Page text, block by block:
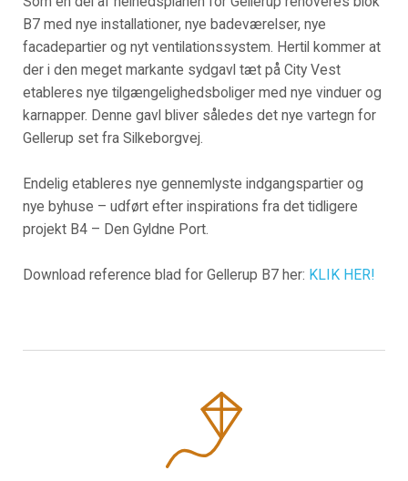
B7 med nye installationer, nye badeværelser, nye
facadepartier og nyt ventilationssystem. Hertil kommer at
der i den meget markante sydgavl tæt på City Vest
etableres nye tilgængelighedsboliger med nye vinduer og
karnapper. Denne gavl bliver således det nye vartegn for
Gellerup set fra Silkeborgvej.
Endelig etableres nye gennemlyste indgangspartier og
nye byhuse – udført efter inspirations fra det tidligere
projekt B4 – Den Gyldne Port.
Download reference blad for Gellerup B7 her: KLIK HER!